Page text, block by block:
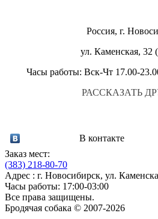
Россия, г.
ул. Каменская, 32
Часы работы: Вск-Чт 17.00-
РАССКАЗАТЬ
В контакте
Заказ мест:
(383) 218-80-70
Адрес : г. Новосибирск, ул.
Часы работы: 17:00-03:00
Все права защищены.
Бродячая собака © 2007-2026